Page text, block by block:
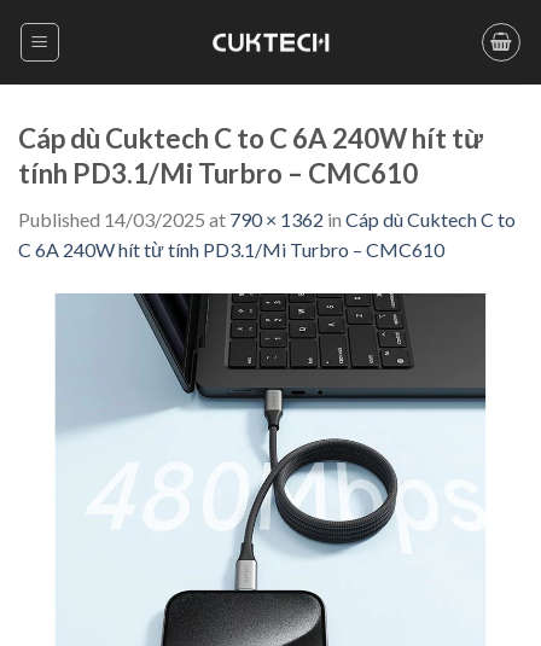
Cáp dù Cuktech C to C 6A 240W hít từ
tính PD3.1/Mi Turbro – CMC610
Published 14/03/2025 at 790 × 1362 in Cáp dù Cuktech C to
C 6A 240W hít từ tính PD3.1/Mi Turbro – CMC610